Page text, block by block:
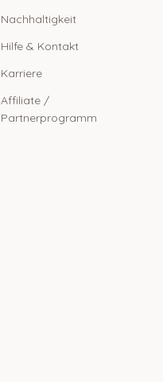
Nachhaltigkeit
Hilfe & Kontakt
Karriere
Affiliate /
Partnerprogramm